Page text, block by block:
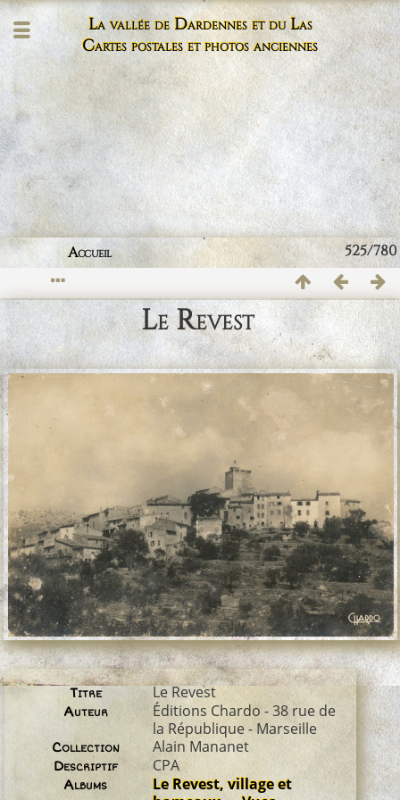
La vallée de Dardennes et du Las
Cartes postales et photos anciennes
525/780
Accueil
Le Revest
Titre Le Revest
Auteur
Éditions Chardo - 38 rue de
la République - Marseille
Collection Alain Mananet
Descriptif CPA
Albums
Le Revest, village et